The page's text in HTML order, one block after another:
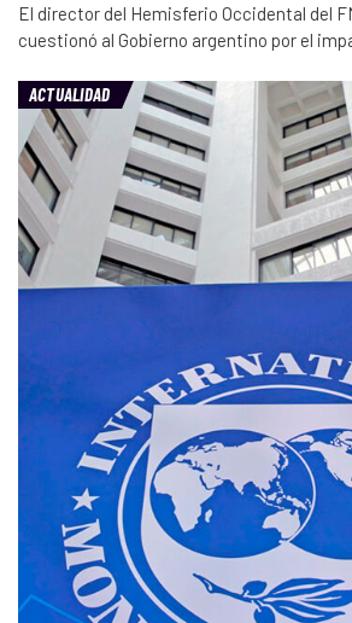
El director del Hemisferio Occidental del
cuestionó al Gobierno argentino por el
ACTUALIDAD